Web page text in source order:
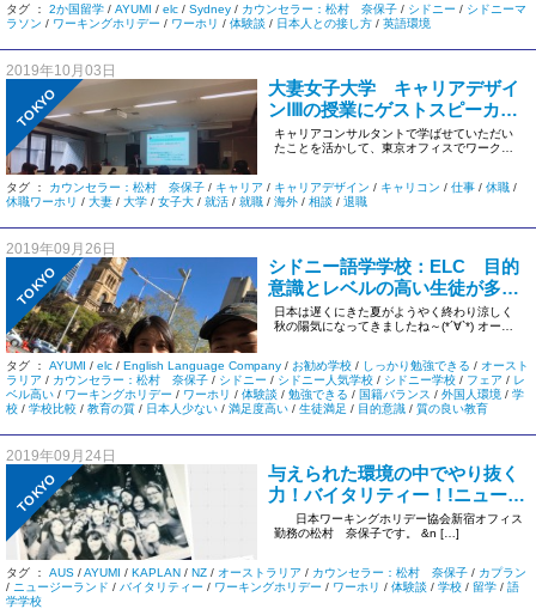
タグ ： 2か国留学 / AYUMI / elc / Sydney / カウンセラー：松村 奈保子 / シドニー / シドニーマ
ラソン / ワーキングホリデー / ワーホリ / 体験談 / 日本人との接し方 / 英語環境
2019年10月03日
TOKYO
大妻女子大学 キャリアデザイ
ンⅠⅢの授業にゲストスピーカー
参加しましたパート② ＝2018
年版＝
キャリアコンサルタントで学ばせていただい
たことを活かして、東京オフィスでワークシ
タグ ： カウンセラー：松村 奈保子 / キャリア / キャリアデザイン / キャリコン / 仕事 / 休職 /
休職ワーホリ / 大妻 / 大学 / 女子大 / 就活 / 就職 / 海外 / 相談 / 退職
2019年09月26日
TOKYO
シドニー語学学校：ELC 目的
意識とレベルの高い生徒が多い
～AYUMIさんの体験談②：オー
ストラリアワーキングホリデー
日本は遅くにきた夏がようやく終わり涼しく
秋の陽気になってきましたね～(*´∀`*) オース
タグ ： AYUMI / elc / English Language Company / お勧め学校 / しっかり勉強できる / オースト
ラリア / カウンセラー：松村 奈保子 / シドニー / シドニー人気学校 / シドニー学校 / フェア / レ
ベル高い / ワーキングホリデー / ワーホリ / 体験談 / 勉強できる / 国籍バランス / 外国人環境 / 学
校 / 学校比較 / 教育の質 / 日本人少ない / 満足度高い / 生徒満足 / 目的意識 / 質の良い教育
2019年09月24日
TOKYO
与えられた環境の中でやり抜く
力！バイタリティー！!ニュージ
ーランド留学をへて、オースト
ラリアワーキングホリデーへ行
日本ワーキングホリデー協会新宿オフィス
勤務の松村 奈保子です。 &n […]
タグ ： AUS /AYUMI / KAPLAN / NZ / オーストラリア / カウンセラー：松村 奈保子 / カプラン
/ ニュージーランド / バイタリティー / ワーキングホリデー / ワーホリ / 体験談 / 学校 / 留学 / 語
学学校